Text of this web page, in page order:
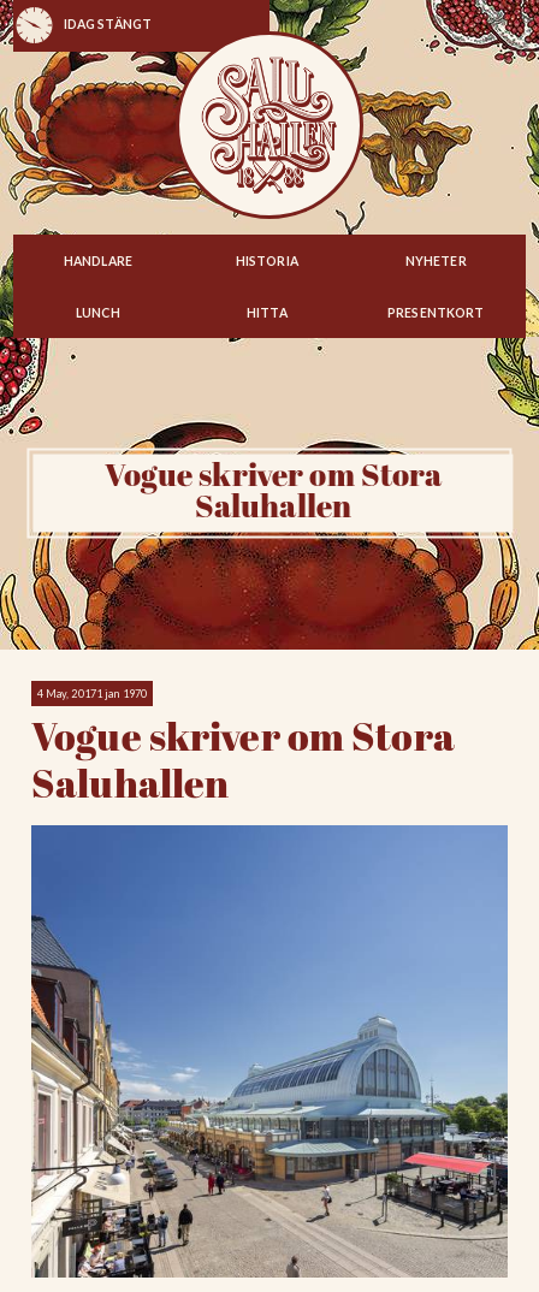
IDAG STÄNGT
HANDLARE HISTORIA NYHETER
LUNCH HITTA PRESENTKORT
Vogue skriver om Stora
Saluhallen
4 May, 20171 jan 1970
Vogue skriver om Stora
Saluhallen